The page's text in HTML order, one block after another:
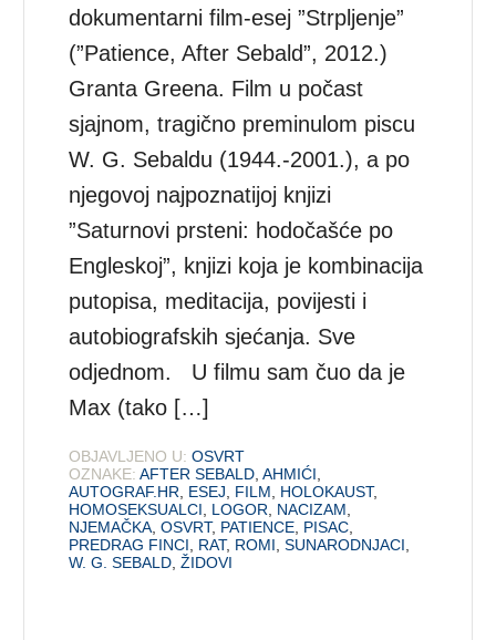
dokumentarni film-esej ”Strpljenje”
(”Patience, After Sebald”, 2012.)
Granta Greena. Film u počast
sjajnom, tragično preminulom piscu
W. G. Sebaldu (1944.-2001.), a po
njegovoj najpoznatijoj knjizi
”Saturnovi prsteni: hodočašće po
Engleskoj”, knjizi koja je kombinacija
putopisa, meditacija, povijesti i
autobiografskih sjećanja. Sve
odjednom. U filmu sam čuo da je
Max (tako […]
OBJAVLJENO U: OSVRT
OZNAKE: AFTER SEBALD ,AHMIĆI
AUTOGRAF.HR
ESEJ FILM HOLOKAUST,
HOMOSEKSUALCI
LOGOR NACIZAM
NJEMAČKA ,OSVRT, PATIENCE PISAC
PREDRAG FINCI
RAT, ROMI ,SUNARODNJACI
W. G. SEBALD ,ŽIDOVI